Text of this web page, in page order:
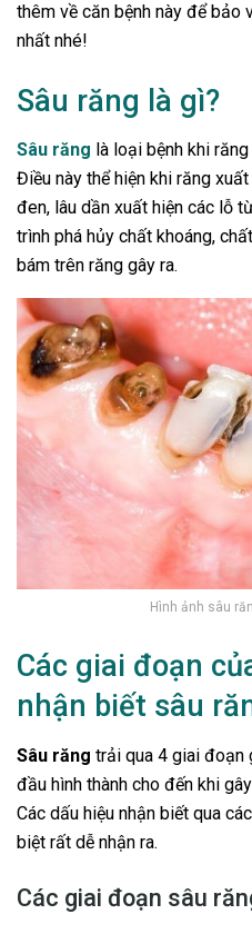
thêm về căn bệnh này để bảo
nhất nhé!
Sâu răng là gì?
Sâu răng là loại bệnh khi
Điều này thể hiện khi răng
đen, lâu dần xuất hiện các lỗ
trình phá hủy chất khoáng,
bám trên răng gây ra.
Hình ảnh sâu
Các giai đoạn
nhận biết sâu
Sâu răng trải qua 4 giai đoạn
đầu hình thành cho đến khi
Các dấu hiệu nhận biết qua
biệt rất dễ nhận ra.
Các giai đoạn sâu